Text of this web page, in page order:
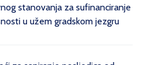
stanovanja za sufinanciranje
u užem gradskom jezgru